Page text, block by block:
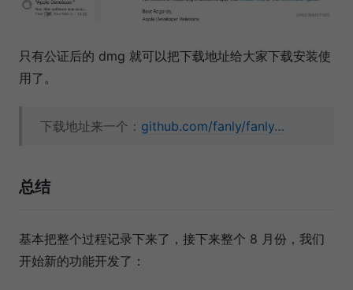
只有公证后的 dmg 就可以把下载地址给大家下载安装使
用了。
下载地址来一个： github.com/fanly/fanly…
总结
基本把整个过程记录下来了，接下来整个 8 月份，我们
开始新的功能开发了：